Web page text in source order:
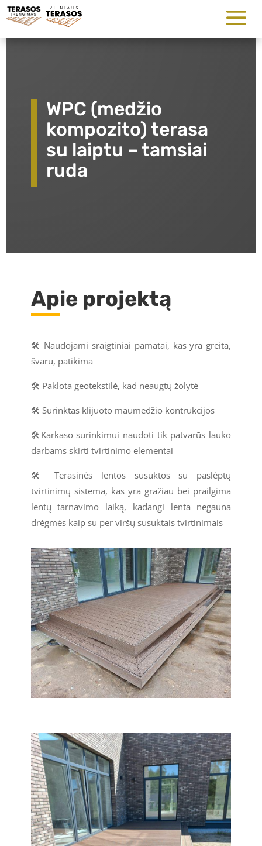
WPC (medžio
kompozito) terasa
su laiptu – tamsiai
ruda
Apie projektą
🛠️ Naudojami sraigtiniai pamatai, kas yra greita,
švaru, patikima
🛠️ Paklota geotekstilė, kad neaugtų žolytė
🛠️ Surinktas klijuoto maumedžio kontrukcijos
🛠️Karkaso surinkimui naudoti tik patvarūs lauko
darbams skirti tvirtinimo elementai
🛠️ Terasinės lentos susuktos su paslėptų
tvirtinimų sistema, kas yra gražiau bei prailgima
lentų tarnavimo laiką, kadangi lenta negauna
drėgmės kaip su per viršų susuktais tvirtinimais